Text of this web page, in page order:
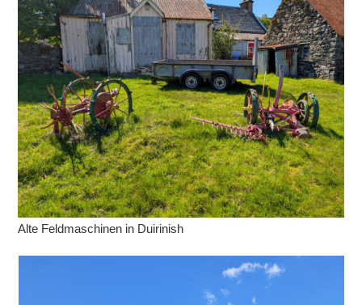
Alte Feldmaschinen in Duirinish